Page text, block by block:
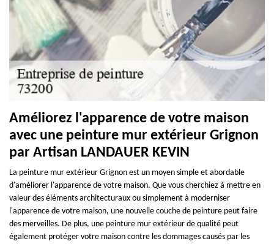
Améliorez l'apparence de votre maison
avec une peinture mur extérieur Grignon
par Artisan LANDAUER KEVIN
La peinture mur extérieur Grignon est un moyen simple et abordable
d'améliorer l'apparence de votre maison. Que vous cherchiez à mettre en
valeur des éléments architecturaux ou simplement à moderniser
l'apparence de votre maison, une nouvelle couche de peinture peut faire
des merveilles. De plus, une peinture mur extérieur de qualité peut
également protéger votre maison contre les dommages causés par les